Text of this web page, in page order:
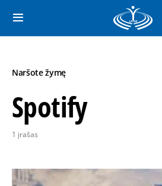
Naršote žymę
Spotify
1 įrašas